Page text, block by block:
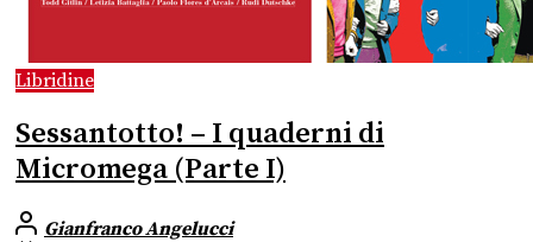
Libridine
Sessantotto! – I quaderni di
Micromega (Parte I)
Gianfranco Angelucci